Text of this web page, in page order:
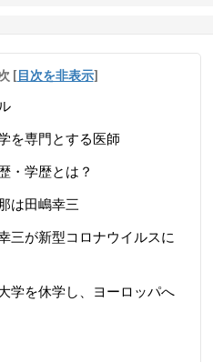
[目次を非表示]
を専門とする医師
・学歴とは？
は田嶋幸三
三が新型コロナウイルスに
学を休学し、ヨーロッパへ